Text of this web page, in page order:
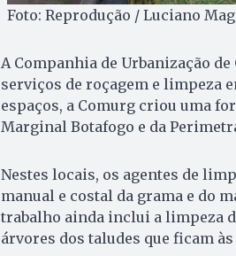
Foto: Reprodução / Luciano
A Companhia de Urbanização
serviços de roçagem e limpeza
espaços, a Comurg criou uma
Marginal Botafogo e da
Nestes locais, os agentes de
manual e costal da grama e do
trabalho ainda inclui a limpeza
árvores dos taludes que ficam